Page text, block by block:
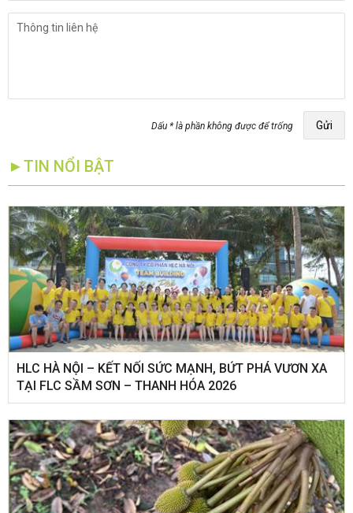
Dấu * là phần không được để trống Gửi
►TIN NỔI BẬT
HLC HÀ NỘI – KẾT NỐI SỨC MẠNH, BỨT PHÁ VƯƠN XA
TẠI FLC SẦM SƠN – THANH HÓA 2026